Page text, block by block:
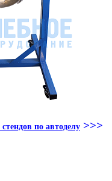
по автоделу >>>